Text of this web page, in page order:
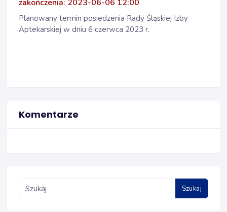
zakończenia: 2023-06-06 12:00
Planowany termin posiedzenia Rady Śląskiej Izby
Aptekarskiej w dniu 6 czerwca 2023 r.
Komentarze
Szukaj